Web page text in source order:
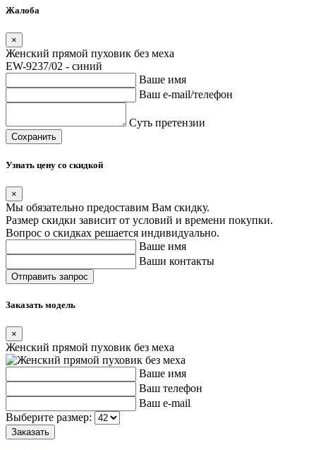
Жалоба
×
Женский прямой пуховик без меха
EW-9237/02 - синий
Ваше имя
Ваш e-mail/телефон
Суть претензии
Сохранить
Узнать цену со скидкой
×
Мы обязательно предоставим Вам скидку.
Размер скидки зависит от условий и времени покупки.
Вопрос о скидках решается индивидуально.
Ваше имя
Ваши контакты
Заказать модель
×
Женский прямой пуховик без меха
Ваше имя
Ваш телефон
Ваш e-mail
Выберите размер: